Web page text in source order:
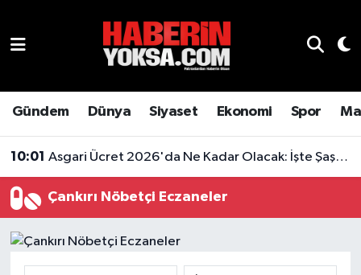
Gündem Dünya Siyaset Ekonomi Spor
10:01 Asgari Ücret 2026'da Ne Kadar Olacak: İşte Şaşırtan Rakam
Çankırı Nöbetçi Eczaneler
Gündem
Hava Durumu
Haber Arşivi